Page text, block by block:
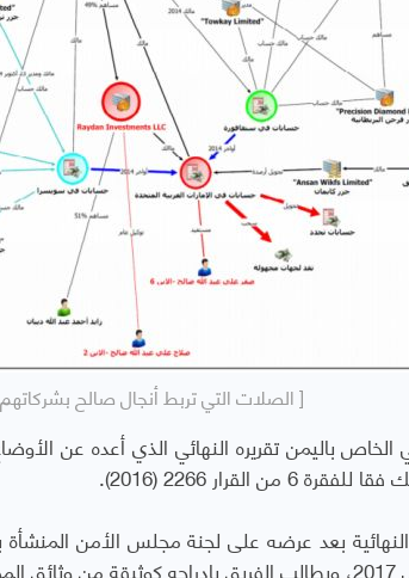
[ الصلات التي تربط أنجال صالح بشركاتهم
الخاص باليمن تقريره النهائي الذي أعده عن
القرار 2266 (2016).